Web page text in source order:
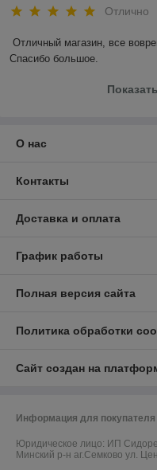
Отлично
Отличный магазин, все
Спасибо большое.
О нас
Контакты
Доставка и оплата
График работы
Полная версия сайта
Политика обработки
Сайт создан на
Информация для покупателя
Юридическое лицо: ИП
Минский р-н аг.Семково ул.